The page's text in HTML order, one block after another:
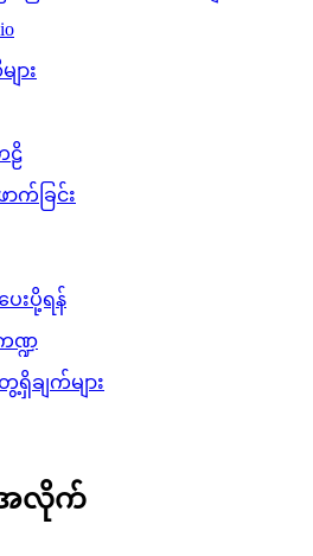
ား
ဠိ
က်ခြင်း
းပို့ရန်
ဏ္ဍ
ချက်များ
စ်အလိုက်